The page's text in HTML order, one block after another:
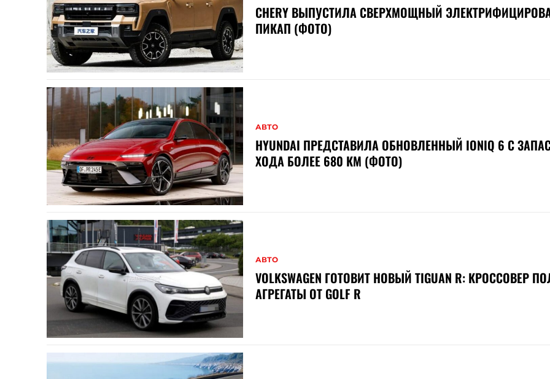
CHERY ВЫПУСТИЛА СВЕРХМОЩНЫЙ
ПИКАП (ФОТО)
АВТО
HYUNDAI ПРЕДСТАВИЛА ОБНОВЛЕННЫЙ IONIQ 6 С
ХОДА БОЛЕЕ 680 КМ (ФОТО)
АВТО
VOLKSWAGEN ГОТОВИТ НОВЫЙ TIGUAN R: КРОССОВЕР
АГРЕГАТЫ ОТ GOLF R